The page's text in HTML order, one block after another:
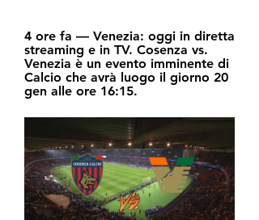
4 ore fa — Venezia: oggi in diretta
streaming e in TV. Cosenza vs.
Venezia è un evento imminente di
Calcio che avrà luogo il giorno 20
gen alle ore 16:15.